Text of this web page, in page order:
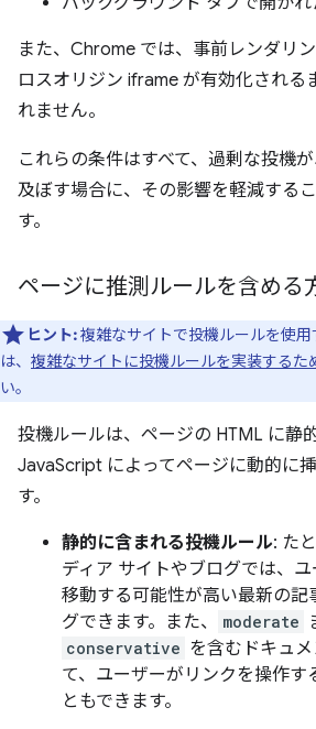
また、Chrome では、事前レンダリ
ロスオリジン iframe が有効化される
れません。
これらの条件はすべて、過剰な投機
及ぼす場合に、その影響を軽減する
す。
ページに推測ルールを含める
ヒント:複雑なサイトで投機ルールを使
は、 複雑なサイトに投機ルールを実装するた
い。
投機ルールは、ページの HTML に静
JavaScript によってページに動的に
す。
静的に含まれる投機ルール: た
ディア サイトやブログでは、
移動する可能性が高い最新の記
グできます。また、
moderate
conservative を含むドキュ
て、ユーザーがリンクを操作す
ともできます。